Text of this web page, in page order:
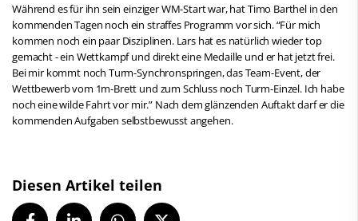
Während es für ihn sein einziger WM-Start war, hat Timo Barthel in den
kommenden Tagen noch ein straffes Programm vor sich. “Für mich
kommen noch ein paar Disziplinen. Lars hat es natürlich wieder top
gemacht - ein Wettkampf und direkt eine Medaille und er hat jetzt frei.
Bei mir kommt noch Turm-Synchronspringen, das Team-Event, der
Wettbewerb vom 1m-Brett und zum Schluss noch Turm-Einzel. Ich habe
noch eine wilde Fahrt vor mir.” Nach dem glänzenden Auftakt darf er die
kommenden Aufgaben selbstbewusst angehen.
Diesen Artikel teilen